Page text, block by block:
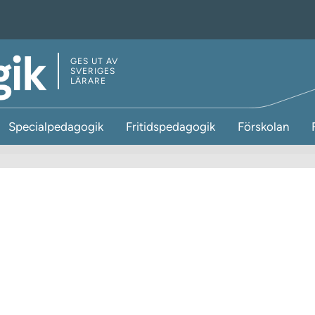
GES UT AV
SVERIGES
LÄRARE
Specialpedagogik Fritidspedagogik Förskolan